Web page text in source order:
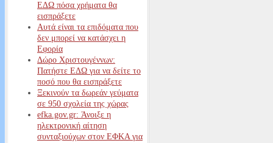
ΕΔΩ πόσα χρήματα θα
εισπράξετε
Αυτά είναι τα επιδόματα που
δεν μπορεί να κατάσχει η
Εφορία
Δώρο Χριστουγέννων:
Πατήστε ΕΔΩ για να δείτε το
ποσό που θα εισπράξετε
Ξεκινούν τα δωρεάν γεύματα
σε 950 σχολεία της χώρας
efka.gov.gr: Άνοιξε η
ηλεκτρονική αίτηση
συνταξιούχων στον ΕΦΚΑ για